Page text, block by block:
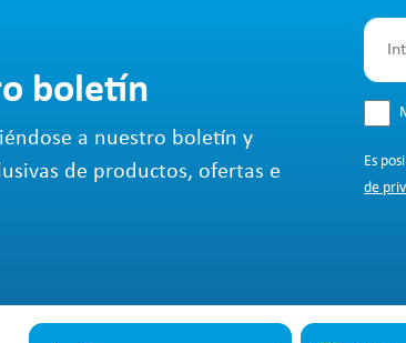
boletín
a nuestro boletín y
de productos, ofertas e
Es
de